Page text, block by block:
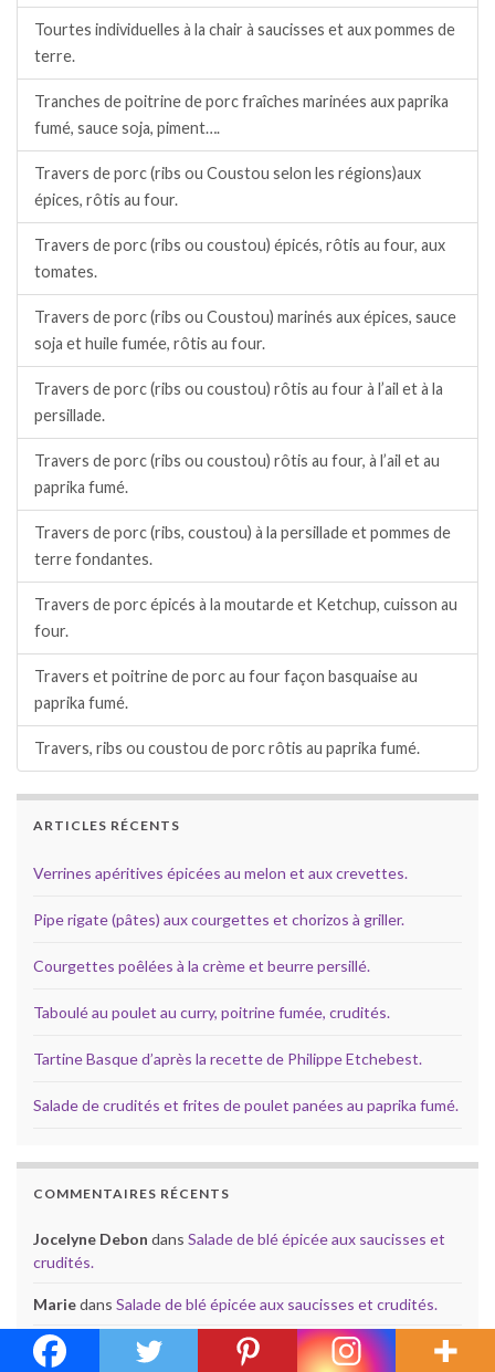
Tourtes individuelles à la chair à saucisses et aux pommes de
terre.
Tranches de poitrine de porc fraîches marinées aux paprika
fumé, sauce soja, piment….
Travers de porc (ribs ou Coustou selon les régions)aux
épices, rôtis au four.
Travers de porc (ribs ou coustou) épicés, rôtis au four, aux
tomates.
Travers de porc (ribs ou Coustou) marinés aux épices, sauce
soja et huile fumée, rôtis au four.
Travers de porc (ribs ou coustou) rôtis au four à l’ail et à la
persillade.
Travers de porc (ribs ou coustou) rôtis au four, à l’ail et au
paprika fumé.
Travers de porc (ribs, coustou) à la persillade et pommes de
terre fondantes.
Travers de porc épicés à la moutarde et Ketchup, cuisson au
four.
Travers et poitrine de porc au four façon basquaise au
paprika fumé.
Travers, ribs ou coustou de porc rôtis au paprika fumé.
ARTICLES RÉCENTS
Verrines apéritives épicées au melon et aux crevettes.
Pipe rigate (pâtes) aux courgettes et chorizos à griller.
Courgettes poêlées à la crème et beurre persillé.
Taboulé au poulet au curry, poitrine fumée, crudités.
Tartine Basque d’après la recette de Philippe Etchebest.
Salade de crudités et frites de poulet panées au paprika fumé.
COMMENTAIRES RÉCENTS
Jocelyne Debon dans Salade de blé épicée aux saucisses et
crudités.
Mariedans Salade de blé épicée aux saucisses et crudités.
Jocelyne Debondans
Haricots plats aux crevettes, riz et